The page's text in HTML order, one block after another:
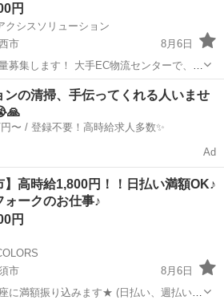
円
クシスソリューション
市
8月6日
EC物流センターで、飲
タートメンバーなので、
一緒に始める仲間がたくさんいます！ 【案件No.005】 ■勤務地 ...
スタッフ
ンの清掃、手伝ってくれる人いませ
日給例1万円〜 / 登録不要！高時給求人多数✨
Ad
】高時給1,800円！！日払い満額OK♪
ォークのお仕事♪
円
市
8月6日
に満額振り込みます★ (日払い、週払い、